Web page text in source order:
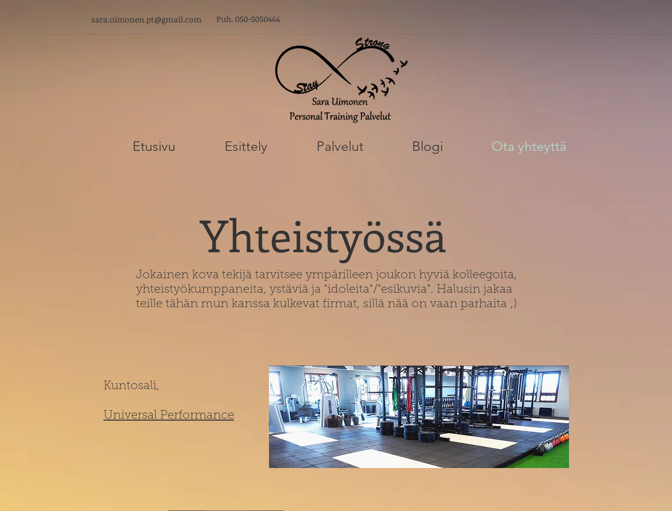
sara.uimonen.pt@gmail.com Puh. 050-5050464
Etusivu Esittely Palvelut Blogi Ota yhteyttä
Yhteistyössä
Jokainen kova tekijä tarvitsee ympärilleen joukon hyviä kolleegoita,
yhteistyökumppaneita, ystäviä ja "idoleita"/"esikuvia". Halusin jakaa
teille tähän mun kanssa kulkevat firmat, sillä nää on vaan parhaita ;)
Kuntosali,
Universal Performance